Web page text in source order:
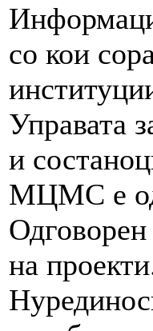
со кои
Управата
и
МЦМС е
на